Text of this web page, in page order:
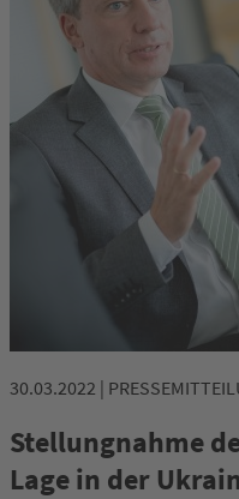
30.03.2022 |
Stellungnahme
Lage in der